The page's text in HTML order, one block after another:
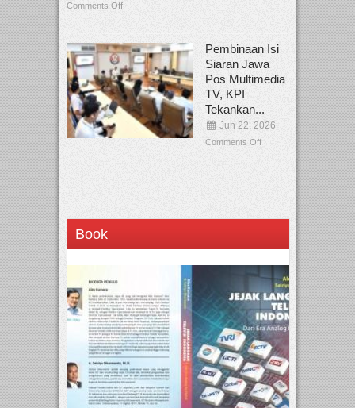
Comments Off
Pembinaan Isi
Siaran Jawa
Pos Multimedia
TV, KPI
Tekankan...
Jun 22, 2026
Comments Off
Book